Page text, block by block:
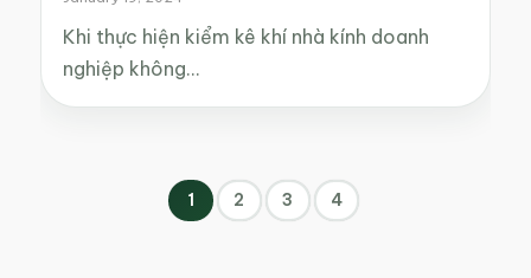
Khi thực hiện kiểm kê khí nhà kính doanh
nghiệp không…
1 2 3 4